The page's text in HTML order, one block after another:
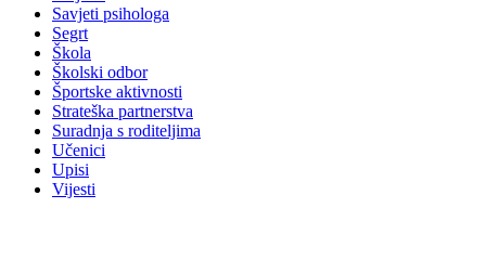
Savjeti psihologa
Segrt
Škola
Školski odbor
Športske aktivnosti
Strateška partnerstva
Suradnja s roditeljima
Učenici
Upisi
Vijesti